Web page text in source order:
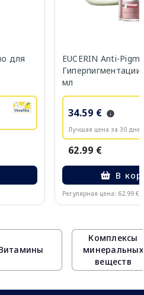
для
EUCERIN Anti-
мл
34.59 €
Лучшая цена за 30
62.99 €
В
Регулярная цена: 62.99 €
Комплексы
минеральных
веществ